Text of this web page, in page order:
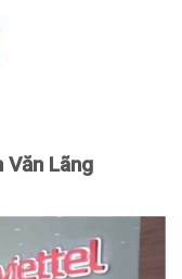
Văn Lãng